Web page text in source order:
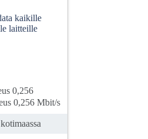
kaikille
laitteille
0,256
0,256 Mbit/s